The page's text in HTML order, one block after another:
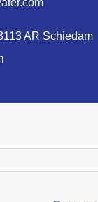
AR Schiedam